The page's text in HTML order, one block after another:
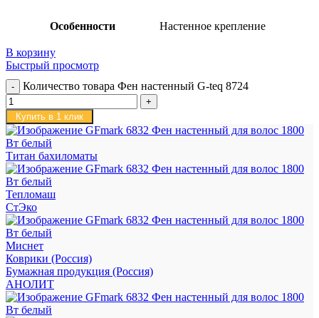
Особенности Настенное крепление
В корзину
Быстрый просмотр
Количество товара Фен настенный G-teq 8724
Купить в 1 клик
Титан бахиломаты
Тепломаш
СтЭко
Миснет
Коврики (Россия)
Бумажная продукция (Россия)
АНОЛИТ